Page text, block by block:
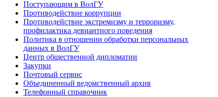
Поступающим в ВолГУ
Противодействие коррупции
Противодействие экстремизму и терроризму,
профилактика девиантного поведения
Политика в отношении обработки персональных
данных в ВолГУ
Центр общественной дипломатии
Закупки
Почтовый сервис
Объединенный ведомственный архив
Телефонный справочник